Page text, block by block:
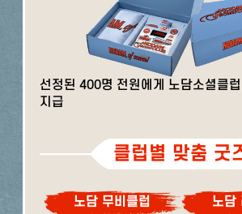
선정된 400명 전원에게 노담소셜클
지급
클럽별 맞춤 굿
노담 무비클럽 노담